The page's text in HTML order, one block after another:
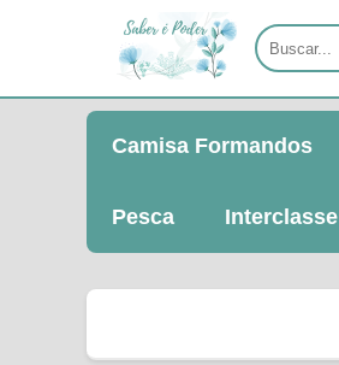
Camisa Formandos
Pesca Interclasse